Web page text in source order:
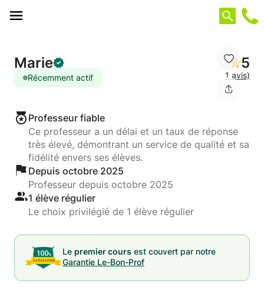
Marie
Récemment actif
5
1 avis)
Professeur fiable
Ce professeur a un délai et un taux de réponse
très élevé, démontrant un service de qualité et sa
fidélité envers ses élèves.
Depuis octobre 2025
Professeur depuis octobre 2025
1 élève régulier
Le choix privilégié de 1 élève régulier
Le premier cours est couvert par notre
Garantie Le-Bon-Prof